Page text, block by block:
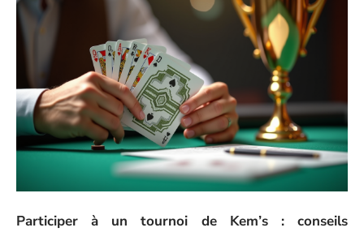
Participer à un tournoi de Kem’s : conseils